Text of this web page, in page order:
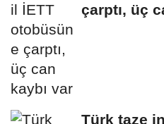
çarptı, üç
Türk taze